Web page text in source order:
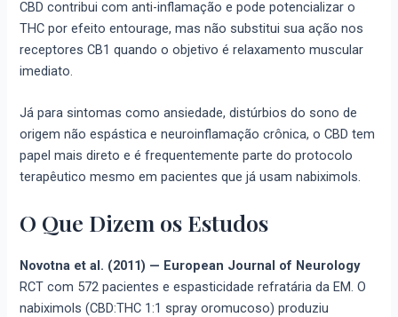
CBD contribui com anti-inflamação e pode potencializar o
THC por efeito entourage, mas não substitui sua ação nos
receptores CB1 quando o objetivo é relaxamento muscular
imediato.
Já para sintomas como ansiedade, distúrbios do sono de
origem não espástica e neuroinflamação crônica, o CBD tem
papel mais direto e é frequentemente parte do protocolo
terapêutico mesmo em pacientes que já usam nabiximols.
O Que Dizem os Estudos
Novotna et al. (2011) — European Journal of Neurology
RCT com 572 pacientes e espasticidade refratária da EM. O
nabiximols (CBD:THC 1:1 spray oromucoso) produziu